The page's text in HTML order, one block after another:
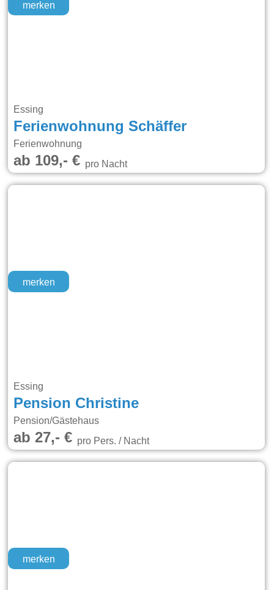
merken
Essing
Ferienwohnung Schäffer
Ferienwohnung
ab 109,- €pro Nacht
merken
Essing
Pension Christine
Pension/Gästehaus
ab 27,- €pro Pers. / Nacht
merken